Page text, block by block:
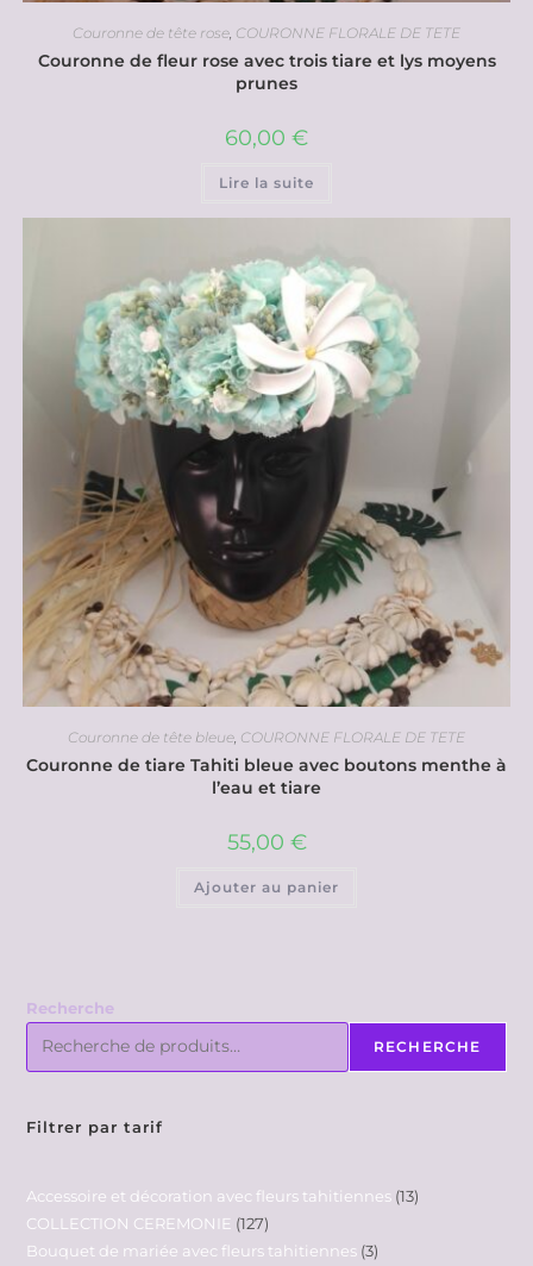
Couronne de tête rose COURONNE FLORALE DE TETE
Couronne de fleur rose avec trois tiare et lys moyens
prunes
60,00 €
Lire la suite
Couronne de tête bleue, COURONNE FLORALE DE TETE
Couronne de tiare Tahiti bleue avec boutons menthe à
l’eau et tiare
55,00 €
Ajouter au panier
Recherche
RECHERCHE
Filtrer par tarif
Accessoire et décoration avec fleurs tahitiennes 13
COLLECTION CEREMONIE 127
Bouquet de mariée avec fleurs tahitiennes 3